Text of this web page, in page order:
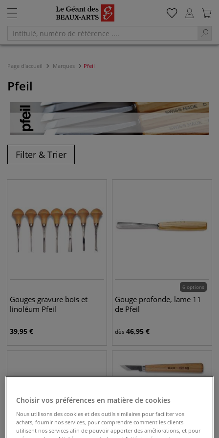
Page d'accueil Marques Pfeil
Pfeil
Filter & Trier
Gouges gravure bois et
linoléum Pfeil
39,95 €
6 options
Gouge profonde, lame 11
de Pfeil
dès 46,95 €
Choisir vos préférences en matière de cookies
Nous utilisons des cookies et des outils similaires pour faciliter vos
achats, fournir nos services, pour comprendre comment les clients
utilisent nos services afin de pouvoir apporter des améliorations, et pour